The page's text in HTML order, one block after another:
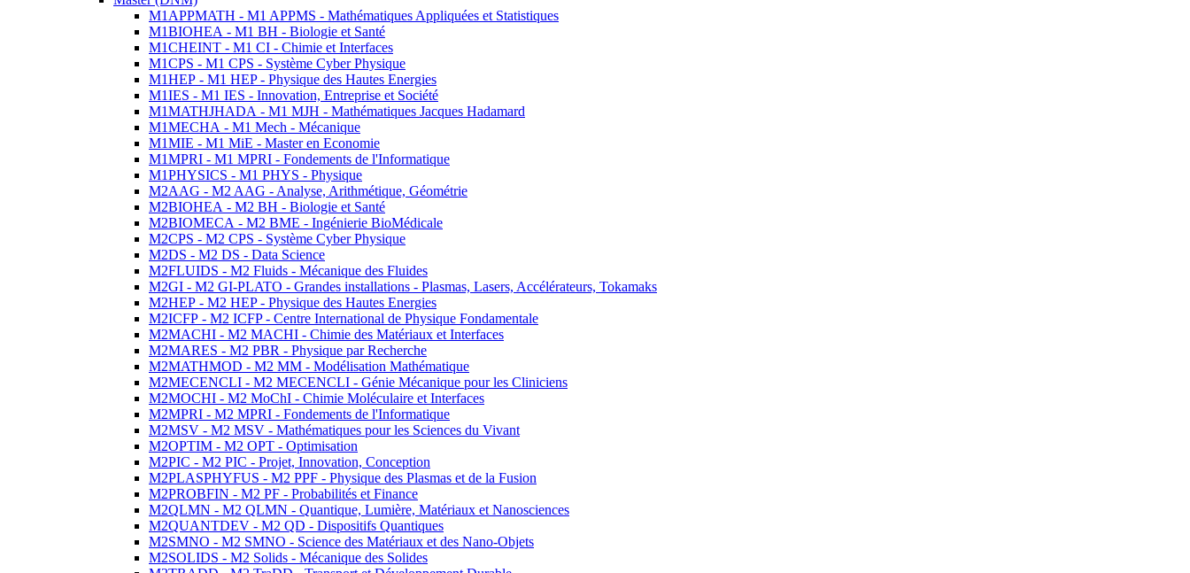
M1APPMATH - M1 APPMS - Mathématiques Appliquées et Statistiques
M1BIOHEA - M1 BH - Biologie et Santé
M1CHEINT - M1 CI - Chimie et Interfaces
M1CPS - M1 CPS - Système Cyber Physique
M1HEP - M1 HEP - Physique des Hautes Energies
M1IES - M1 IES - Innovation, Entreprise et Société
M1MATHJHADA - M1 MJH - Mathématiques Jacques Hadamard
M1MECHA - M1 Mech - Mécanique
M1MIE - M1 MiE - Master en Economie
M1MPRI - M1 MPRI - Fondements de l'Informatique
M1PHYSICS - M1 PHYS - Physique
M2AAG - M2 AAG - Analyse, Arithmétique, Géométrie
M2BIOHEA - M2 BH - Biologie et Santé
M2BIOMECA - M2 BME - Ingénierie BioMédicale
M2CPS - M2 CPS - Système Cyber Physique
M2DS - M2 DS - Data Science
M2FLUIDS - M2 Fluids - Mécanique des Fluides
M2GI - M2 GI-PLATO - Grandes installations - Plasmas, Lasers, Accélérateurs, Tokamaks
M2HEP - M2 HEP - Physique des Hautes Energies
M2ICFP - M2 ICFP - Centre International de Physique Fondamentale
M2MACHI - M2 MACHI - Chimie des Matériaux et Interfaces
M2MARES - M2 PBR - Physique par Recherche
M2MATHMOD - M2 MM - Modélisation Mathématique
M2MECENCLI - M2 MECENCLI - Génie Mécanique pour les Cliniciens
M2MOCHI - M2 MoChI - Chimie Moléculaire et Interfaces
M2MPRI - M2 MPRI - Fondements de l'Informatique
M2MSV - M2 MSV - Mathématiques pour les Sciences du Vivant
M2OPTIM - M2 OPT - Optimisation
M2PIC - M2 PIC - Projet, Innovation, Conception
M2PLASPHYFUS - M2 PPF - Physique des Plasmas et de la Fusion
M2PROBFIN - M2 PF - Probabilités et Finance
M2QLMN - M2 QLMN - Quantique, Lumière, Matériaux et Nanosciences
M2QUANTDEV - M2 QD - Dispositifs Quantiques
M2SMNO - M2 SMNO - Science des Matériaux et des Nano-Objets
M2SOLIDS - M2 Solids - Mécanique des Solides